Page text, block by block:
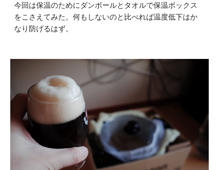
今回は保温のためにダンボールとタオルで保温ボックス
をこさえてみた。何もしないのと比べれば温度低下はか
なり防げるはず。